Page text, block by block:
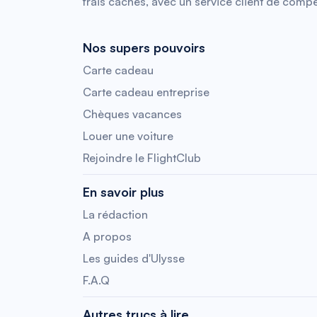
Nos supers pouvoirs
Carte cadeau
Carte cadeau entreprise
Chèques vacances
Louer une voiture
Rejoindre le FlightClub
En savoir plus
La rédaction
A propos
Les guides d'Ulysse
F.A.Q